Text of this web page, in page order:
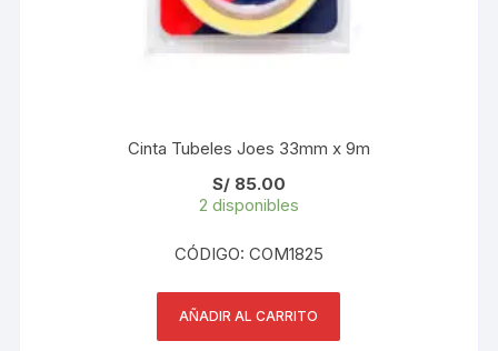
Cinta Tubeles Joes 33mm x 9m
S/85.00
2 disponibles
CÓDIGO: COM1825
AÑADIR AL CARRITO